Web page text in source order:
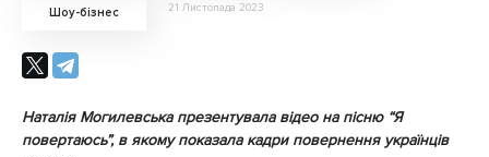
Шоу-бізнес 21 Листопада 2023
Наталія Могилевська презентувала відео на пісню “Я
повертаюсь”, в якому показала кадри повернення українців